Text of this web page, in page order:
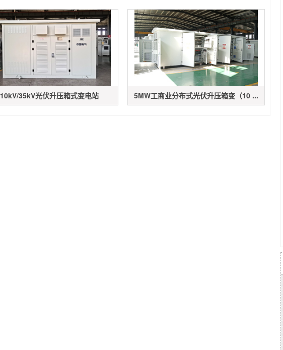
10kV/35kV光伏升压箱式变电站 5MW工商业分布式光伏升压箱变（10 ...